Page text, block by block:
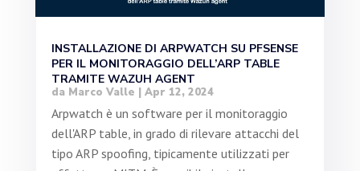
INSTALLAZIONE DI ARPWATCH SU PFSENSE
PER IL MONITORAGGIO DELL’ARP TABLE
TRAMITE WAZUH AGENT
da Marco Valle Apr 12, 2024
Arpwatch è un software per il monitoraggio
dell'ARP table, in grado di rilevare attacchi del
tipo ARP spoofing, tipicamente utilizzati per